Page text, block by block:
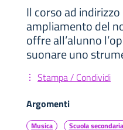
Il corso ad
ampliamento del
offre all’alunno
suonare uno
Stampa / Condividi
Argomenti
Musica Scuola secondaria